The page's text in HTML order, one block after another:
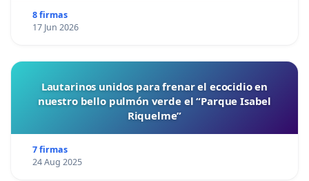
8 firmas
17 Jun 2026
Lautarinos unidos para frenar el ecocidio en
nuestro bello pulmón verde el “Parque Isabel
Riquelme”
7 firmas
24 Aug 2025